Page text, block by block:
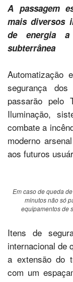
A passagem
mais diversos
de energia
subterrânea
Automatização
segurança
passarão pelo
Iluminação,
combate a
moderno
aos futuros
Em caso de queda
minutos não só
equipamentos de
Itens de
internacional de
a extensão do
com um